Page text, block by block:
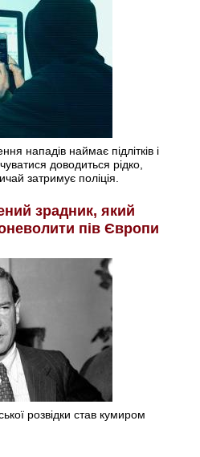
нападів наймає підлітків і
доводиться рідко,
затримує поліція.
зрадник, який
пів Європи
розвідки став кумиром